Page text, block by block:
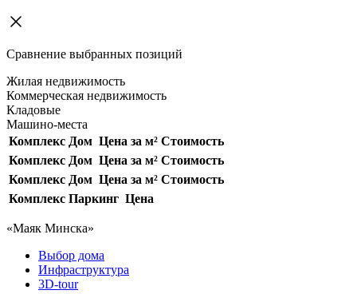
Сравнение выбранных позиций
Жилая недвижимость
Коммерческая недвижимость
Кладовые
Машино-места
Комплекс Дом Цена за м² Стоимость
Комплекс Дом Цена за м² Стоимость
Комплекс Дом Цена за м² Стоимость
Комплекс Паркинг Цена
«Маяк Минска»
Выбор дома
Инфраструктура
3D-tour